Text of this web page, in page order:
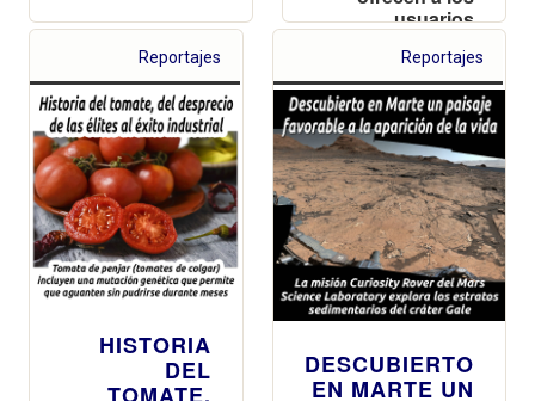
usuarios
Reportajes
HISTORIA
DEL
TOMATE,
Reportajes
DESCUBIERTO
EN MARTE UN